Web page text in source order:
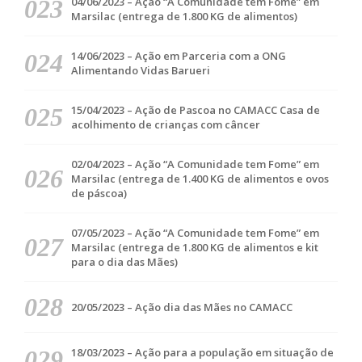
Marsilac (entrega de 1.800 KG de alimentos)
14/06/2023 – Ação em Parceria com a ONG
Alimentando Vidas Barueri
15/04/2023 – Ação de Pascoa no CAMACC Casa de
acolhimento de crianças com câncer
02/04/2023 – Ação “A Comunidade tem Fome” em
Marsilac (entrega de 1.400 KG de alimentos e ovos
de páscoa)
07/05/2023 – Ação “A Comunidade tem Fome” em
Marsilac (entrega de 1.800 KG de alimentos e kit
para o dia das Mães)
20/05/2023 – Ação dia das Mães no CAMACC
18/03/2023 – Ação para a população em situação de